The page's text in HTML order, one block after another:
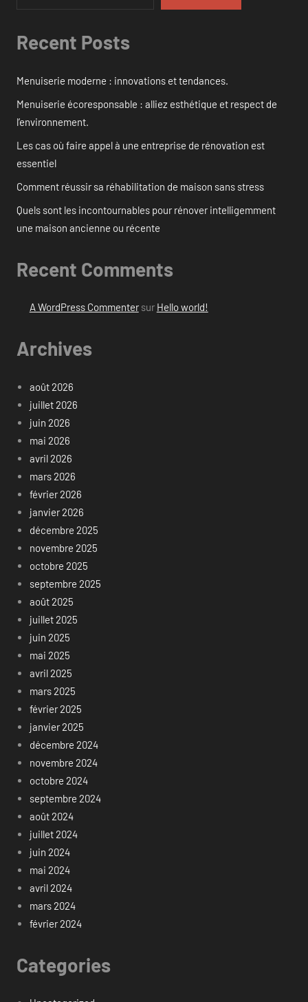
Recent Posts
Menuiserie moderne : innovations et tendances.
Menuiserie écoresponsable : alliez esthétique et respect de
l’environnement.
Les cas où faire appel à une entreprise de rénovation est
essentiel
Comment réussir sa réhabilitation de maison sans stress
Quels sont les incontournables pour rénover intelligemment
une maison ancienne ou récente
Recent Comments
A WordPress Commentersur Hello world!
Archives
août 2026
juillet 2026
juin 2026
mai 2026
avril 2026
mars 2026
février 2026
janvier 2026
décembre 2025
novembre 2025
octobre 2025
septembre 2025
août 2025
juillet 2025
juin 2025
mai 2025
avril 2025
mars 2025
février 2025
janvier 2025
décembre 2024
novembre 2024
octobre 2024
septembre 2024
août 2024
juillet 2024
juin 2024
mai 2024
avril 2024
mars 2024
février 2024
Categories